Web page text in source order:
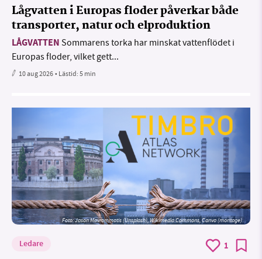
Lågvatten i Europas floder påverkar både
transporter, natur och elproduktion
LÅGVATTEN Sommarens torka har minskat vattenflödet i
Europas floder, vilket gett...
10 aug 2026• Lästid:5 min
Foto: Jason Mavrommatis (Unsplash), Wikimedia Commons, Canva (montage)
Ledare 1